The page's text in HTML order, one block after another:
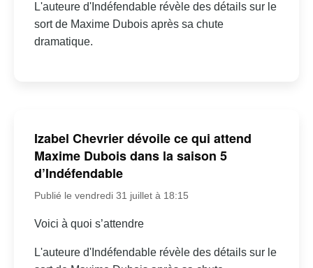
L'auteure d'Indéfendable révèle des détails sur le
sort de Maxime Dubois après sa chute
dramatique.
Izabel Chevrier dévoile ce qui attend
Maxime Dubois dans la saison 5
d’Indéfendable
Publié le vendredi 31 juillet à 18:15
Voici à quoi s’attendre
L'auteure d'Indéfendable révèle des détails sur le